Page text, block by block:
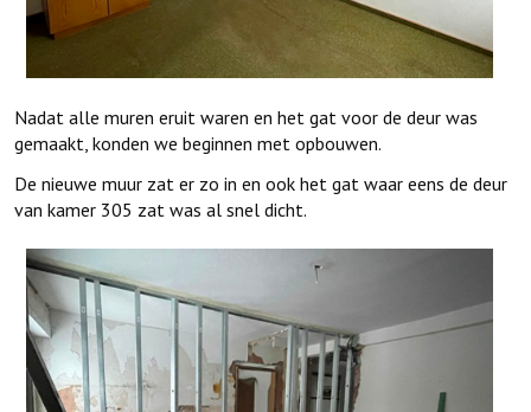
Nadat alle muren eruit waren en het gat voor de deur was
gemaakt, konden we beginnen met opbouwen.
De nieuwe muur zat er zo in en ook het gat waar eens de deur
van kamer 305 zat was al snel dicht.